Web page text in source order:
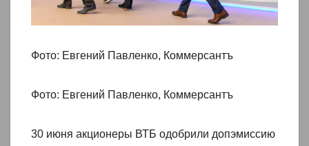
Фото: Евгений Павленко, Коммерсантъ
Фото: Евгений Павленко, Коммерсантъ
30 июня акционеры ВТБ одобрили допэмиссию